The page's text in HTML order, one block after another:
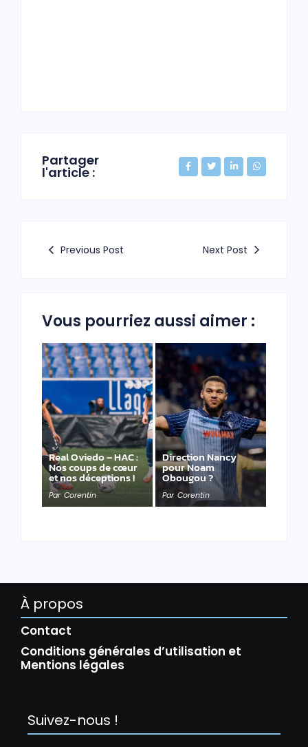
Partager
l'article :
Previous Post Next Post
Vous pourriez aussi aimer :
Real Oviedo – HAC :
Nos coups de cœur
et nos déceptions !
Par Corentin
Direction Nancy
pour Noam
Obougou ?
Par Corentin
À propos
Contact
Conditions générales d’utilisation et
Mentions légales
Suivez-nous !